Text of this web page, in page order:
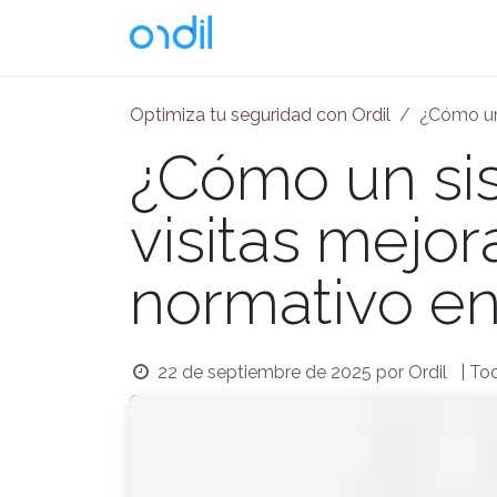
Optimiza tu seguridad con Ordil ¿Cómo
¿Cómo un
visitas
normativo
22 de septiembre de 2025 por Ordil |